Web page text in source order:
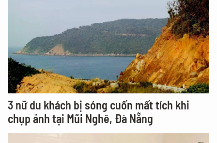
3 nữ du khách bị sóng cuốn mất tích khi
chụp ảnh tại Mũi Nghê, Đà Nẵng